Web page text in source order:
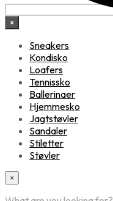
×
Sneakers
Kondisko
Loafers
Tennissko
Ballerinaer
Hjemmesko
Jagtstøvler
Sandaler
Stiletter
Støvler
×